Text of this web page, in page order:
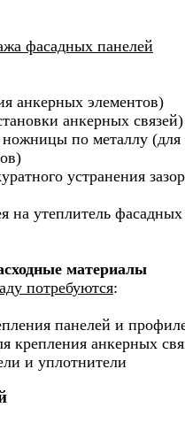
фасадных панелей
анкерных элементов)
анкерных связей)
по металлу (для
устранения
на утеплитель фасадных
материалы
потребуются:
панелей и
крепления анкерных
и уплотнители